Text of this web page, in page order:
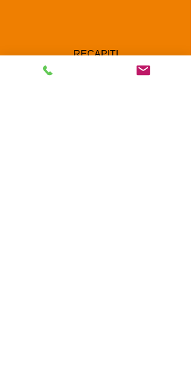
RECAPITI